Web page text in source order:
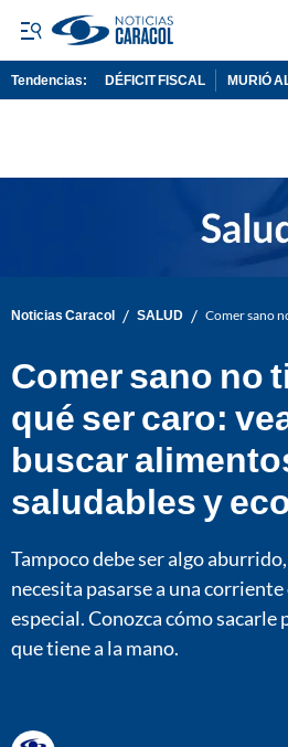
Tendencias: DÉFICIT FISCAL MURIÓ
Noticias Caracol / SALUD / Comer sano
Comer sano no
qué ser caro:
buscar
saludables y
Tampoco debe ser algo
necesita pasarse a una corriente
especial. Conozca cómo sacarle
que tiene a la mano.